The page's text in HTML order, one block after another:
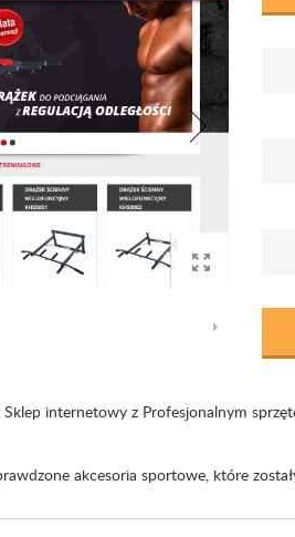
internetowy z Profesjonalnym
akcesoria sportowe, które